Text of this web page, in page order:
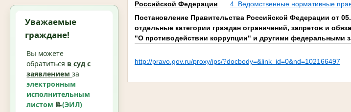
Уважаемые
граждане!
Вы можете
обратиться в суд с
заявлениемза
электронным
исполнительным
листом 📝(ЭИЛ)
Российской Федерации
4. Ведомственные нормативные
Постановление Правительства Российской Федерации от
отдельные категории граждан ограничений, запретов и
"О противодействии коррупции" и другими федеральными
http://pravo.gov.ru/proxy/ips/?docbody=&link_id=0&nd=102166497